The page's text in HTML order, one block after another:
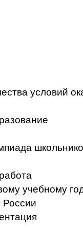
условий
учебному
России